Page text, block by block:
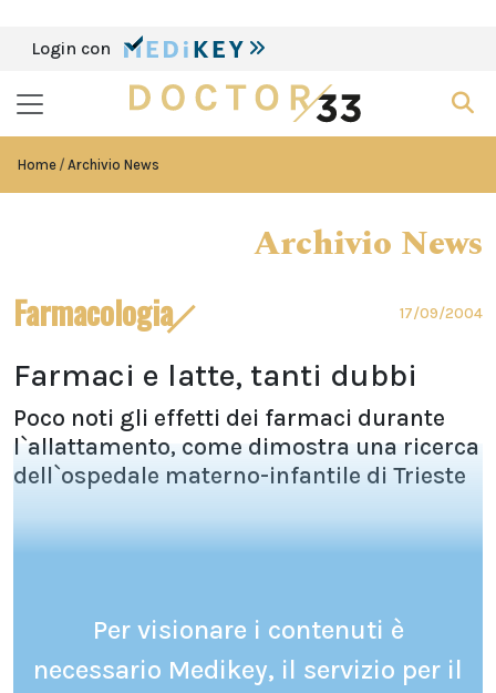
Login con
Home Archivio News
Archivio News
Farmacologia 17/09/2004
Farmaci e latte, tanti dubbi
Poco noti gli effetti dei farmaci durante
l`allattamento, come dimostra una ricerca
dell`ospedale materno-infantile di Trieste
Per visionare i contenuti è
necessario Medikey, il servizio per il